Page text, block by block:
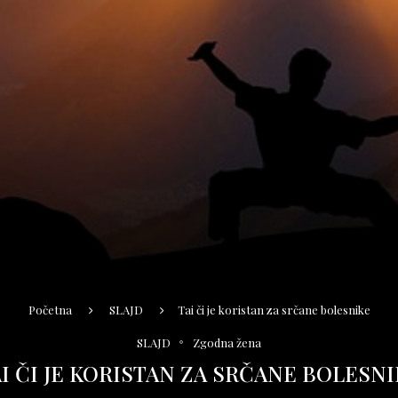
Početna SLAJD Tai či je koristan za srčane bolesnike
SLAJD Zgodna žena
ČI JE KORISTAN ZA SRČANE